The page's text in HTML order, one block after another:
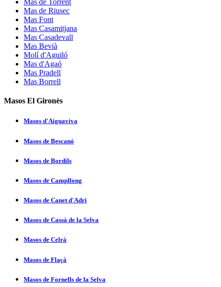
Mas de Torrent
Mas de Riusec
Mas Font
Mas Casamitjana
Mas Casadevall
Mas Bevià
Molí d'Aguiló
Mas d'Agaó
Mas Pradell
Mas Borrell
Masos El Gironès
Masos d'Aiguaviva
Masos de Bescanó
Masos de Bordils
Masos de Campllong
Masos de Canet d'Adri
Masos de Cassà de la Selva
Masos de Celrà
Masos de Flaçà
Masos de Fornells de la Selva